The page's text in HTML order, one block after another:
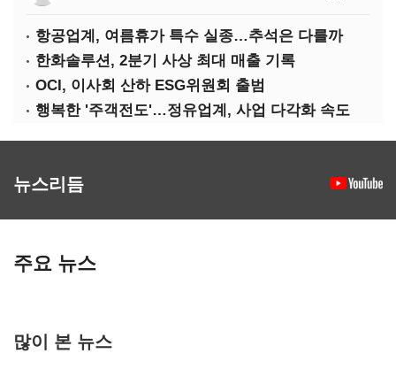
항공업계, 여름휴가 특수 실종…추석은 다를까
한화솔루션, 2분기 사상 최대 매출 기록
OCI, 이사회 산하 ESG위원회 출범
행복한 '주객전도'…정유업계, 사업 다각화 속도
뉴스리듬
주요 뉴스
많이 본 뉴스